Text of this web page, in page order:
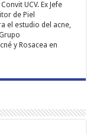
UCV. Ex Jefe
de Piel
el estudio del acne,
y Rosacea en